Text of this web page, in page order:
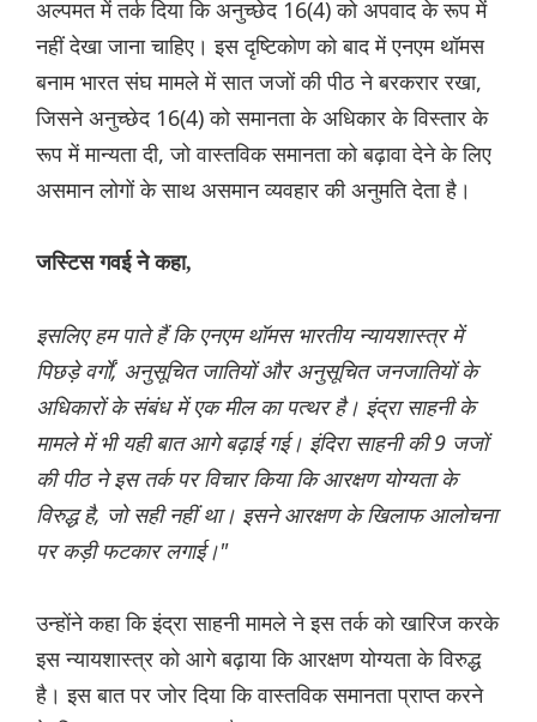
अल्पमत में तर्क दिया कि अनुच्छेद 16(4) को अपवाद के रूप में
नहीं देखा जाना चाहिए। इस दृष्टिकोण को बाद में एनएम थॉमस
बनाम भारत संघ मामले में सात जजों की पीठ ने बरकरार रखा,
जिसने अनुच्छेद 16(4) को समानता के अधिकार के विस्तार के
रूप में मान्यता दी, जो वास्तविक समानता को बढ़ावा देने के लिए
असमान लोगों के साथ असमान व्यवहार की अनुमति देता है।
जस्टिस गवई ने कहा,
इसलिए हम पाते हैं कि एनएम थॉमस भारतीय न्यायशास्त्र में
पिछड़े वर्गों, अनुसूचित जातियों और अनुसूचित जनजातियों के
अधिकारों के संबंध में एक मील का पत्थर है। इंद्रा साहनी के
मामले में भी यही बात आगे बढ़ाई गई। इंदिरा साहनी की 9 जजों
की पीठ ने इस तर्क पर विचार किया कि आरक्षण योग्यता के
विरुद्ध है, जो सही नहीं था। इसने आरक्षण के खिलाफ आलोचना
पर कड़ी फटकार लगाई।"
उन्होंने कहा कि इंद्रा साहनी मामले ने इस तर्क को खारिज करके
इस न्यायशास्त्र को आगे बढ़ाया कि आरक्षण योग्यता के विरुद्ध
है। इस बात पर जोर दिया कि वास्तविक समानता प्राप्त करने